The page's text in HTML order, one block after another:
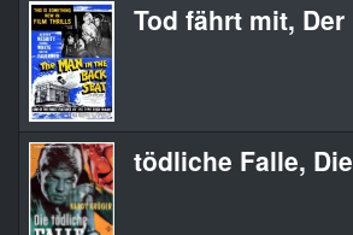
Tod fährt mit, Der
tödliche Falle, Die